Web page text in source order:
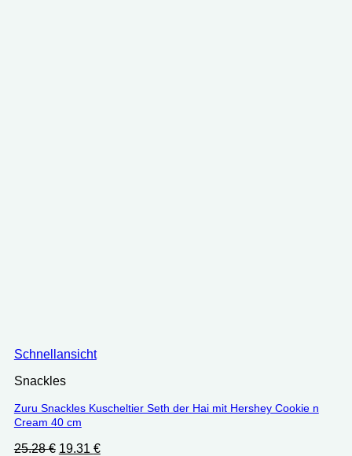
Schnellansicht
Snackles
Zuru Snackles Kuscheltier Seth der Hai mit Hershey Cookie n
Cream 40 cm
25.28€ Ursprünglicher
19.31 €Aktueller